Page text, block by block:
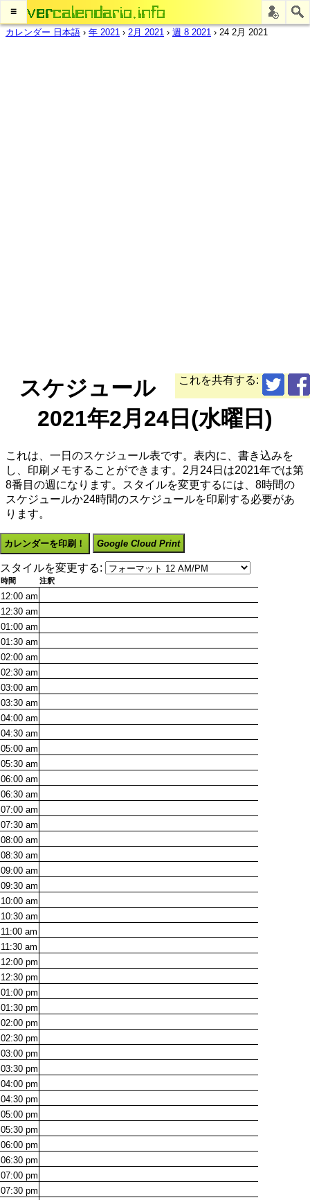
≡
カレンダー 日本語 › 年 2021 › 2月 2021 › 週 8 2021 › 24 2月 2021
これを共有する:
スケジュール
2021年2月24日(水曜日)
これは、一日のスケジュール表です。表内に、書き込みを
し、印刷メモすることができます。2月24日は2021年では第
8番目の週になります。スタイルを変更するには、8時間の
スケジュールか24時間のスケジュールを印刷する必要があ
ります。
カレンダーを印刷！ Google Cloud Print
スタイルを変更する:
時間 注釈
12:00 am
12:30 am
01:00 am
01:30 am
02:00 am
02:30 am
03:00 am
03:30 am
04:00 am
04:30 am
05:00 am
05:30 am
06:00 am
06:30 am
07:00 am
07:30 am
08:00 am
08:30 am
09:00 am
09:30 am
10:00 am
10:30 am
11:00 am
11:30 am
12:00 pm
12:30 pm
01:00 pm
01:30 pm
02:00 pm
02:30 pm
03:00 pm
03:30 pm
04:00 pm
04:30 pm
05:00 pm
05:30 pm
06:00 pm
06:30 pm
07:00 pm
07:30 pm